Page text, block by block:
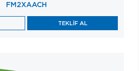
FM2XAACH
TEKLİF AL